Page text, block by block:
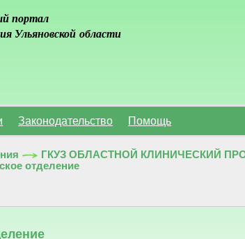
портал
Ульяновской области
Законодательство Помощь
ГКУЗ ОБЛАСТНОЙ КЛИНИЧЕСКИЙ
отделение